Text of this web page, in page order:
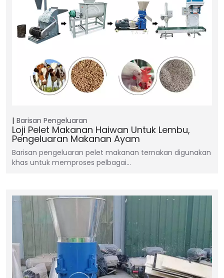
Barisan Pengeluaran
Loji Pelet Makanan Haiwan Untuk Lembu,
Pengeluaran Makanan Ayam
Barisan pengeluaran pelet makanan ternakan digunakan
khas untuk memproses pelbagai…